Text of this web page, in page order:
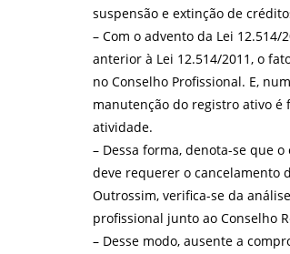
suspensão e extinção de
– Com o advento da Lei
anterior à Lei 12.514/2011, o
no Conselho Profissional. E,
manutenção do registro ativo é
atividade.
– Dessa forma, denota-se que
deve requerer o cancelamento
Outrossim, verifica-se da
profissional junto ao Conselho
– Desse modo, ausente a